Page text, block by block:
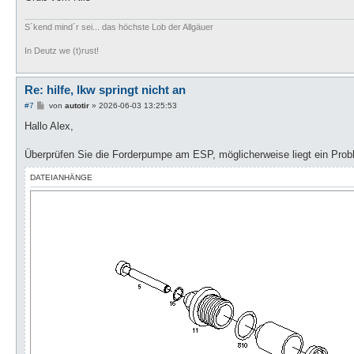
S´kend mind´r sei... das höchste Lob der Allgäuer
In Deutz we (t)rust!
Re: hilfe, lkw springt nicht an
#7
B
i
a
g
von autotir» 2026-06-03 13:25:53
Hallo Alex,
Überprüfen Sie die Forderpumpe am ESP, möglicherweise liegt ein
DATEIANHÄNGE